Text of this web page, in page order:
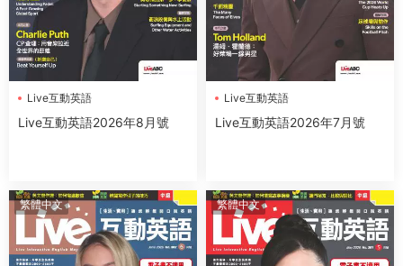
Live互動英語
Live互動英語2026年8月號
Live互動英語
Live互動英語2026年7月號
繁體中文 繁體中文